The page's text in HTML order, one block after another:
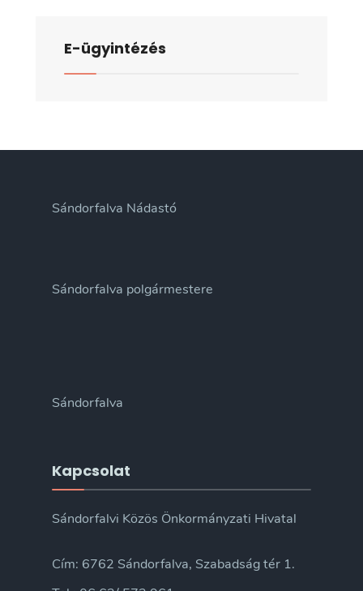
E-ügyintézés
Sándorfalva Nádastó
Sándorfalva polgármestere
Sándorfalva
Kapcsolat
Sándorfalvi Közös Önkormányzati Hivatal
Cím: 6762 Sándorfalva, Szabadság tér 1.